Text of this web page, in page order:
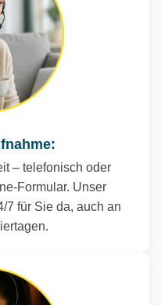
– telefonisch oder
Formular. Unser
7 für Sie da, auch an